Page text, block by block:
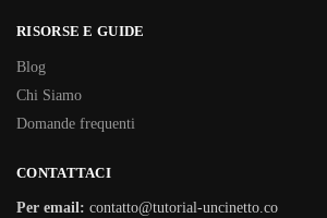
RISORSE E GUIDE
Blog
Chi Siamo
Domande frequenti
CONTATTACI
Per email: contatto@tutorial-uncinetto.co